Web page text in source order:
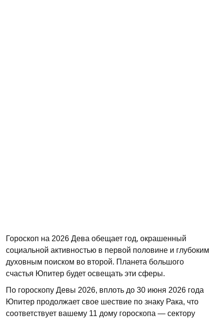
Гороскоп на 2026 Дева обещает год, окрашенный
социальной активностью в первой половине и глубоким
духовным поиском во второй. Планета большого
счастья Юпитер будет освещать эти сферы.
По гороскопу Девы 2026, вплоть до 30 июня 2026 года
Юпитер продолжает свое шествие по знаку Рака, что
соответствует вашему 11 дому гороскопа — сектору